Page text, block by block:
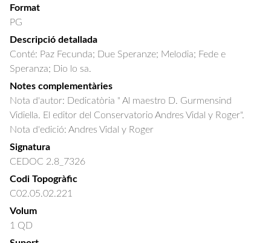
Format
PG
Descripció detallada
Conté: Paz Fecunda; Due Speranze; Melodia; Fede e
Speranza; Dio lo sa.
Notes complementàries
Nota d'autor: Dedicatòria " Al maestro D. Gurmensind
Vidiella. El editor del Conservatorio Andres Vidal y Roger".
Nota d'edició: Andres Vidal y Roger
Signatura
CEDOC 2.8_7326
Codi Topogràfic
C02.05.02.221
Volum
1 QD